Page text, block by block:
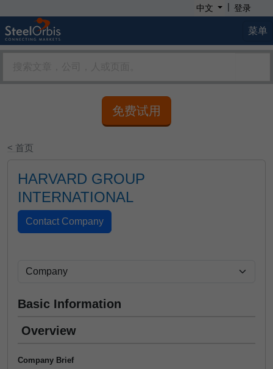
中文 | 登录
菜单
免费试用
< 首页
HARVARD GROUP
INTERNATIONAL
Basic Information
Overview
Company Brief